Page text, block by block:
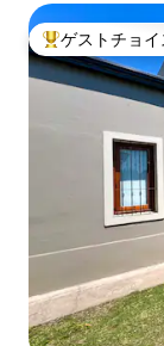
大好評のゲス
ゲストチョイ